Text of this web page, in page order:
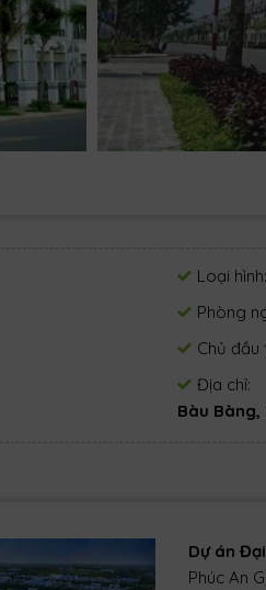
Loại hình:
Phòng
Chủ đầu
Địa chỉ:
Bàu Bàng,
Dự án
Phúc An